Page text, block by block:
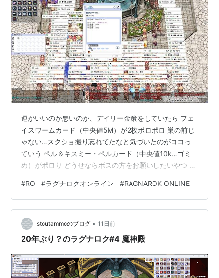
運がいいのか悪いのか、デイリー金策をしていたら フェ
イスワームカード（中央値5M）が2枚ポロポロ 巣の前じ
ゃない…スクショ撮り忘れてたなと気づいたのがココっ
ていう ペル＆キスミー・ペルカード（中央値10k…ゴミ
め）がポロり どうせならボスの方をお願いしたいやつ 名
のを売り払ったりも含め40M溜まったので露店鯖に戦車
カードを見にいったところ42M…ちょっと足りないけど
中央値40Mに対して7月移行のデータだと50M前後なの
で安そう。 ということでB鯖に戻って倉庫からzenyにな
りそうなものを探したところアメジストの欠片が100個ほ
#RO #ラグナロクオンライン #RAGNAROK ONLINE
stoutammoのブログ • 11日前
20年ぶり？のラグナロク#4 魔神殿